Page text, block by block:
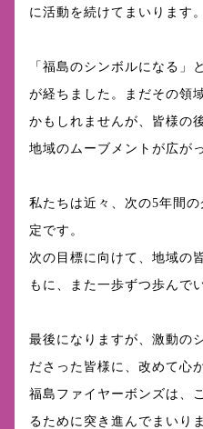
に活動を続けてまいります。
「福島のシンボルになる」
が経ちました。まだその領
かもしれませんが、皆様の
地域のムーブメントが広が
私たちは近々、次の5年間
定です。
次の目標に向けて、地域の
もに、また一歩ずつ歩んで
最後になりますが、激動の
ださった皆様に、改めて心
福島ファイヤーボンズは、
るために突き進んでまいりま